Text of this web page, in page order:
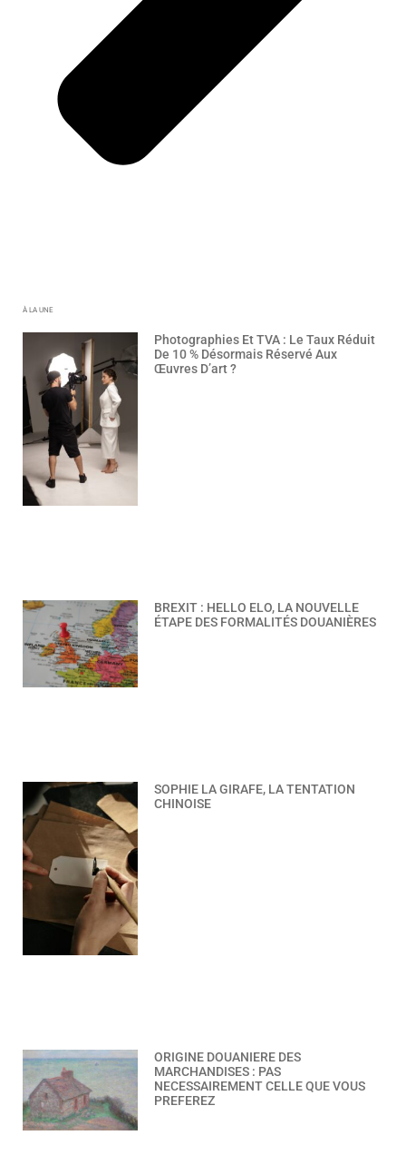
À LA UNE
Photographies Et TVA : Le Taux Réduit
De 10 % Désormais Réservé Aux
Œuvres D’art ?
BREXIT : HELLO ELO, LA NOUVELLE
ÉTAPE DES FORMALITÉS DOUANIÈRES
SOPHIE LA GIRAFE, LA TENTATION
CHINOISE
ORIGINE DOUANIERE DES
MARCHANDISES : PAS
NECESSAIREMENT CELLE QUE VOUS
PREFEREZ